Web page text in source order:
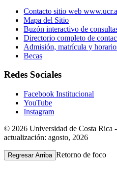
Contacto sitio web
Mapa del Sitio
Buzón interactivo de
Directorio completo de
Admisión, matrícula y
Becas
Redes Sociales
Facebook Institucional
YouTube
Instagram
© 2026 Universidad de Costa Rica -
actualización: agosto, 2026
Regresar Arriba Retorno de foco